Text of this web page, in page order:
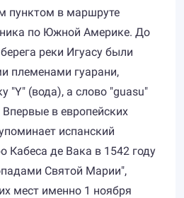
пунктом в маршруте
по Южной Америке. До
реки Игуасу были
племенами гуарани,
"Y" (вода), а слово "guasu"
в европейских
испанский
Кабеса де Вака в 1542 году
Святой Марии",
мест именно 1 ноября